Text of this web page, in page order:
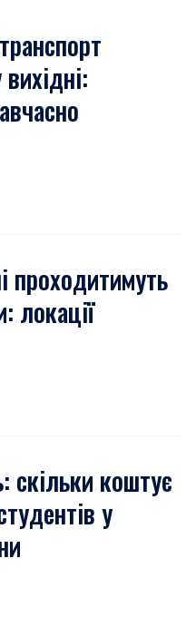
проходитимуть
локації
скільки коштує
у